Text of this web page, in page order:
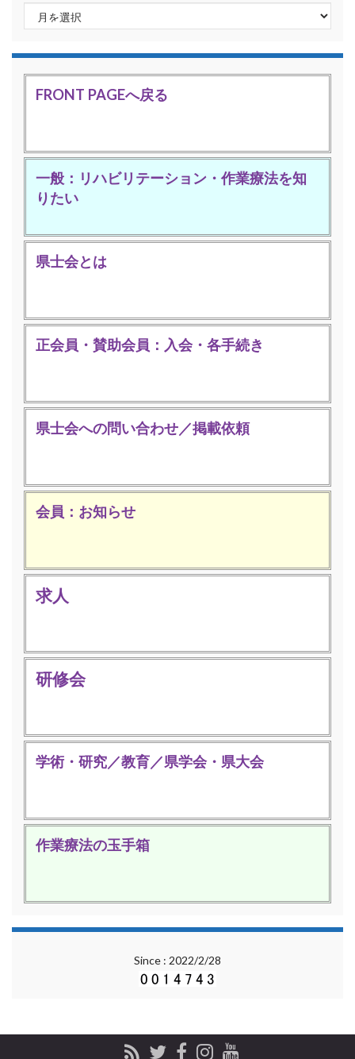
月別更新
FRONT PAGEへ戻る
一般：リハビリテーション・作業療法を知
りたい
県士会とは
正会員・賛助会員：入会・各手続き
県士会への問い合わせ／掲載依頼
会員：お知らせ
求人
研修会
学術・研究／教育／県学会・県大会
作業療法の玉手箱
Since : 2022/2/28